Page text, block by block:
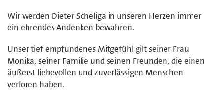
Wir werden Dieter Scheliga in unseren Herzen immer
ein ehrendes Andenken bewahren.
Unser tief empfundenes Mitgefühl gilt seiner Frau
Monika, seiner Familie und seinen Freunden, die einen
äußerst liebevollen und zuverlässigen Menschen
verloren haben.